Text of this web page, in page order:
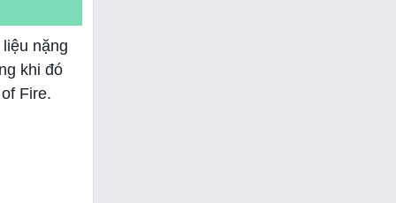
nặng
khi đó
Fire.